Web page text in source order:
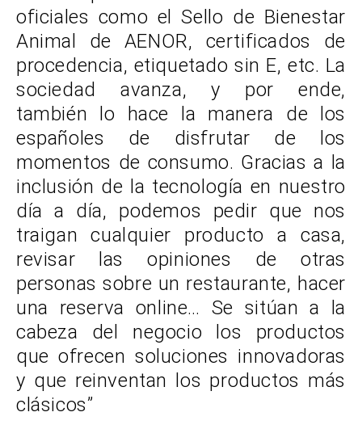
oficiales como el Sello de Bienestar
Animal de AENOR, certificados de
procedencia, etiquetado sin E, etc. La
sociedad avanza, y por ende,
también lo hace la manera de los
españoles de disfrutar de los
momentos de consumo. Gracias a la
inclusión de la tecnología en nuestro
día a día, podemos pedir que nos
traigan cualquier producto a casa,
revisar las opiniones de otras
personas sobre un restaurante, hacer
una reserva online… Se sitúan a la
cabeza del negocio los productos
que ofrecen soluciones innovadoras
y que reinventan los productos más
clásicos”